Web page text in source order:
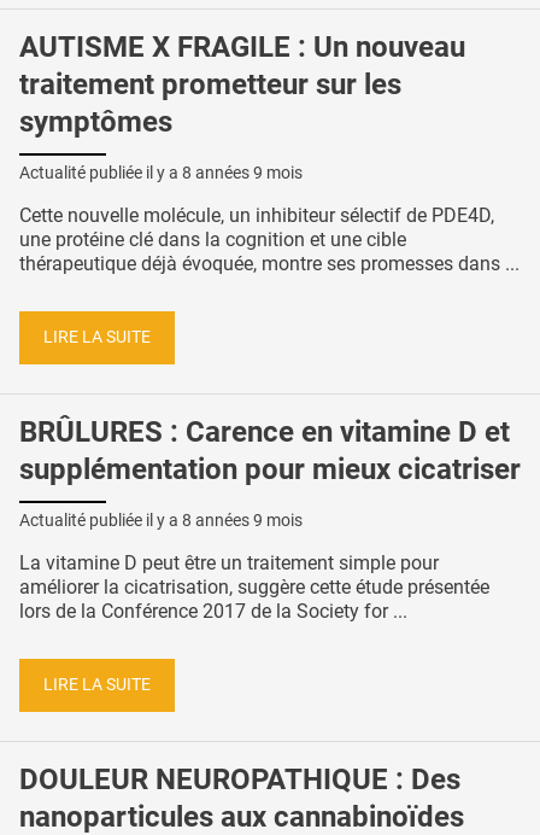
AUTISME X FRAGILE : Un nouveau
traitement prometteur sur les
symptômes
Actualité publiée il y a 8 années 9 mois
Cette nouvelle molécule, un inhibiteur sélectif de PDE4D,
une protéine clé dans la cognition et une cible
thérapeutique déjà évoquée, montre ses promesses dans ...
LIRE LA SUITE
BRÛLURES : Carence en vitamine D et
supplémentation pour mieux cicatriser
Actualité publiée il y a 8 années 9 mois
La vitamine D peut être un traitement simple pour
améliorer la cicatrisation, suggère cette étude présentée
lors de la Conférence 2017 de la Society for ...
LIRE LA SUITE
DOULEUR NEUROPATHIQUE : Des
nanoparticules aux cannabinoïdes